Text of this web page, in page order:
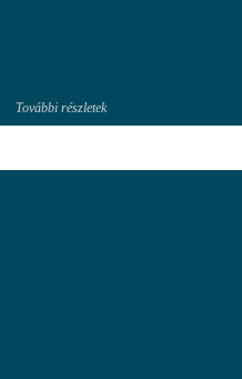
További részletek